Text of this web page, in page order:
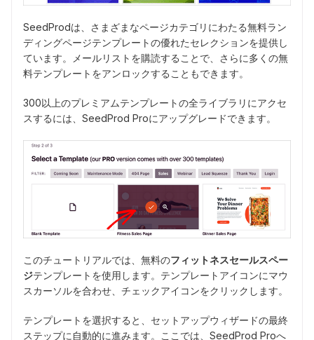
SeedProdは、さまざまなページカテゴリにわたる無料ラン
ディングページテンプレートの優れたセレクションを提供し
ています。メールリストを購読することで、さらに多くの無
料テンプレートをアンロックすることもできます。
300以上のプレミアムテンプレートの全ライブラリにアクセ
スするには、SeedProd Proにアップグレードできます。
このチュートリアルでは、無料のフィットネスセールスペー
ジテンプレートを使用します。テンプレートアイコンにマウ
スカーソルを合わせ、チェックアイコンをクリックします。
テンプレートを選択すると、セットアップウィザードの最終
ステップに自動的に進みます。ここでは、SeedProd Proへ